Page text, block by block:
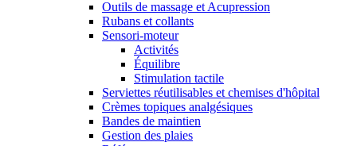
Outils de massage et Acupression
Rubans et collants
Sensori-moteur
Activités
Équilibre
Stimulation tactile
Serviettes réutilisables et chemises d'hôpital
Crèmes topiques analgésiques
Bandes de maintien
Gestion des plaies